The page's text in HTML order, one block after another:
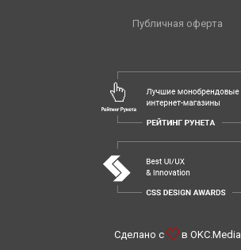
Публичная оферта
Сделано с в OKC.Media